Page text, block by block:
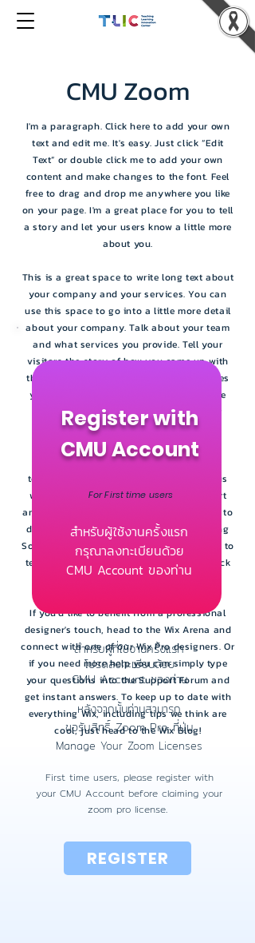
CMU Zoom
I'm a paragraph. Click here to add your own
text and edit me. It's easy. Just click “Edit
Text” or double click me to add your own
content and make changes to the font. Feel
free to drag and drop me anywhere you like
on your page. I'm a great place for you to tell
a story and let your users know a little more
about you.
This is a great space to write long text about
your company and your services. You can
use this space to go into a little more detail
about your company. Talk about your team
and what services you provide. Tell your
visitors the story of how you came up with
the idea for your business and what makes
you different from your competitors. Make
your company stand out and show your
visitors who you are.
At Wix we're passionate about making
templates that allow you to build fabulous
websites and it's all thanks to the support
and feedback from users like you! Keep up to
date with New Releases and what's Coming
Soon in Wix ellaneous in Support. Feel free to
tell us what you think and give us feedback
in the Wix Forum.
If you'd like to benefit from a professional
designer's touch, head to the Wix Arena and
connect with one of our Wix Pro designers. Or
if you need more help you can simply type
your questions into the Support Forum and
get instant answers. To keep up to date with
everything Wix, including tips we think are
cool, just head to the Wix Blog!
Register with
CMU Account
For First time users
สำหรับผู้ใช้งานครั้งแรก
กรุณาลงทะเบียนด้วย
CMU Account ของท่าน
สำหรับผู้ที่ใช้งานครั้งแรก
โปรดลงทะเบียนด้วย
CMU Account ของท่าน
หลังจากนั้นท่านสามารถ
ขอรับสิทธิ์ Zoom Pro ที่ปุ่ม
Manage Your Zoom Licenses
First time users, please register with
your CMU Account before claiming your
zoom pro license.
REGISTER